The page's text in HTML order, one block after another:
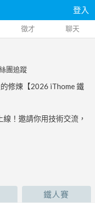
登入
徵才 聊天
團追蹤
修煉【2026 iThome 鐵
！邀請你用技術交流，
鐵人賽